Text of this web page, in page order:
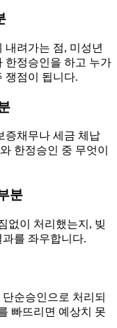
내려가는 점, 미성년
한정승인을 하고 누가
쟁점이 됩니다.
증채무나 세금 체납
한정승인 중 무엇이
분
없이 처리했는지, 빚
를 좌우합니다.
순승인으로 처리되
빠뜨리면 예상치 못